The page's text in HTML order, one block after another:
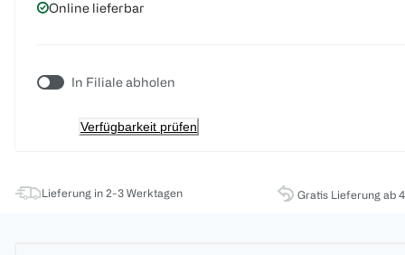
Online lieferbar
In Filiale abholen
Verfügbarkeit prüfen
Lieferung in 2-3 Werktagen Gratis Lieferung ab